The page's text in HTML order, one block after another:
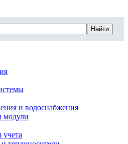
Найти
и водоснабжения
модули